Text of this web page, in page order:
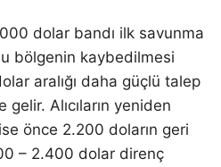
dolar bandı ilk savunma
bölgenin kaybedilmesi
aralığı daha güçlü talep
Alıcıların yeniden
önce 2.200 doların geri
– 2.400 dolar direnç